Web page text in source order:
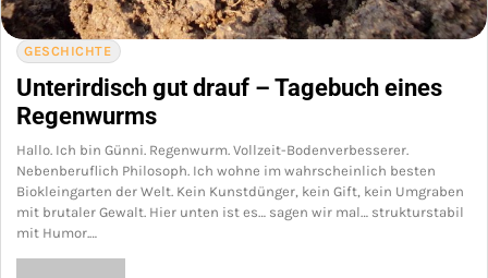
GESCHICHTE
Unterirdisch gut drauf – Tagebuch eines
Regenwurms
Hallo. Ich bin Günni. Regenwurm. Vollzeit-Bodenverbesserer.
Nebenberuflich Philosoph. Ich wohne im wahrscheinlich besten
Biokleingarten der Welt. Kein Kunstdünger, kein Gift, kein Umgraben
mit brutaler Gewalt. Hier unten ist es… sagen wir mal… strukturstabil
mit Humor.…